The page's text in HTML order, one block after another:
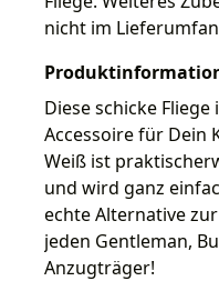
nicht im
Diese schicke
Accessoire für Dein
Weiß ist
und wird ganz
echte Alternative
jeden Gentleman,
Anzugträger!